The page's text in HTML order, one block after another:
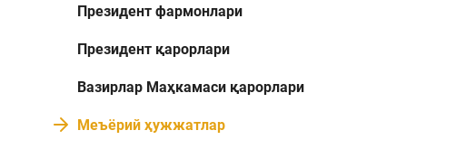
Президент фармонлари
Президент қарорлари
Вазирлар Маҳкамаси қарорлари
Меъёрий ҳужжатлар